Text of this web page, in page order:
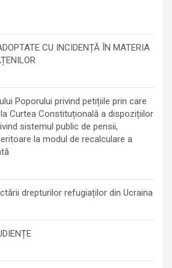
CU INCIDENȚĂ ÎN MATERIA
Poporului privind petițiile prin care
Curtea Constituțională a dispozițiilor
sistemul public de pensii,
la modul de recalculare a
drepturilor refugiaților din Ucraina